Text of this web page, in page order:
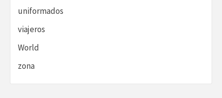
uniformados
viajeros
World
zona